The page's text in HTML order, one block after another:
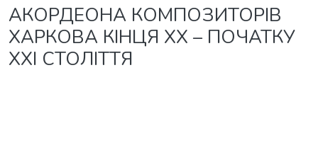
АКОРДЕОНА КОМПОЗИТОРІВ
ХАРКОВА КІНЦЯ ХХ – ПОЧАТКУ
ХХІ СТОЛІТТЯ